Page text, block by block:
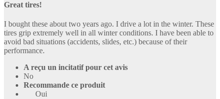
Great tires!
I bought these about two years ago. I drive a lot in the winter. These
tires grip extremely well in all winter conditions. I have been able to
avoid bad situations (accidents, slides, etc.) because of their
performance.
A reçu un incitatif pour cet avis
No
Recommande ce produit
Oui